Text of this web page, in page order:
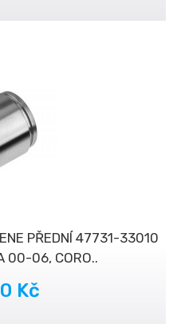
PŘEDNÍ 47731-33010
00-06, CORO..
Kč